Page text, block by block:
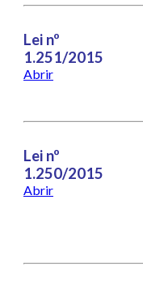
Lei nº
1.251/2015
Abrir
Lei nº
1.250/2015
Abrir